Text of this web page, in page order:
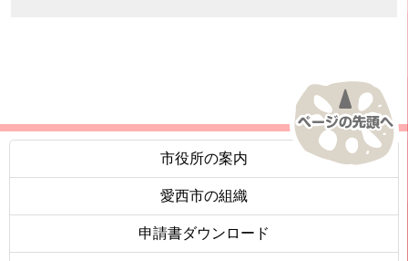
市役所の案内
愛西市の組織
申請書ダウンロード